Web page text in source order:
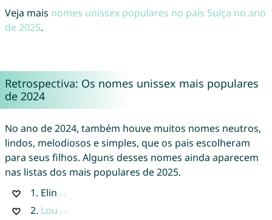
Veja mais nomes unissex populares no país Suíça no ano
de 2025.
Retrospectiva: Os nomes unissex mais populares
de 2024
No ano de 2024, também houve muitos nomes neutros,
lindos, melodiosos e simples, que os pais escolheram
para seus filhos. Alguns desses nomes ainda aparecem
nas listas dos mais populares de 2025.
1. Elin
2. Lou